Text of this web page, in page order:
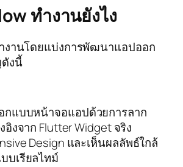
ทำงานยังไง
งานโดยแบ่งการพัฒนาแอปออก
งนี้
กแบบหน้าจอแอปด้วยการลาก
อิงจาก Flutter Widget จริง
Design และเห็นผลลัพธ์ใกล้
บเรียลไทม์